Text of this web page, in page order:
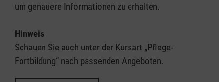
um genauere Informationen zu erhalten.
Hinweis
Schauen Sie auch unter der Kursart „Pflege-
Fortbildung“ nach passenden Angeboten.